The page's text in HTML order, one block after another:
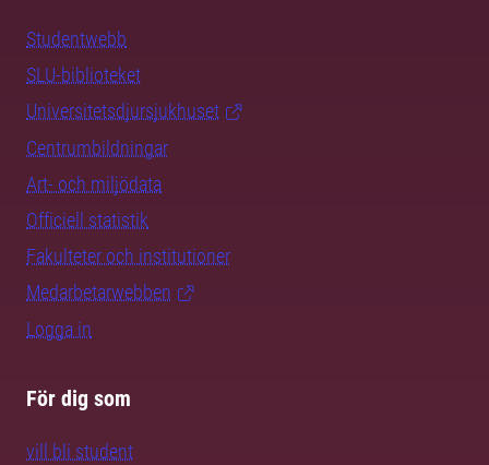
Studentwebb
SLU-biblioteket
Universitetsdjursjukhuset
Centrumbildningar
Art- och miljödata
Officiell statistik
Fakulteter och institutioner
Medarbetarwebben
Logga in
För dig som
vill bli student